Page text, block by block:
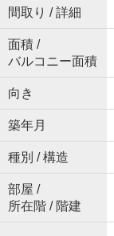
間取り / 詳細
面積 /
バルコニー面積
向き
築年月
種別 / 構造
部屋 /
所在階 / 階建